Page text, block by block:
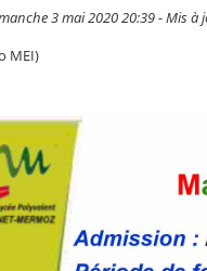
3 mai 2020 20:39 - Mis
MEI)